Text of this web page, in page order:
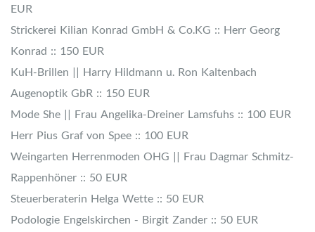
EUR
Strickerei Kilian Konrad GmbH & Co.KG :: Herr Georg
Konrad :: 150 EUR
KuH-Brillen || Harry Hildmann u. Ron Kaltenbach
Augenoptik GbR :: 150 EUR
Mode She || Frau Angelika-Dreiner Lamsfuhs :: 100 EUR
Herr Pius Graf von Spee :: 100 EUR
Weingarten Herrenmoden OHG || Frau Dagmar Schmitz-
Rappenhöner :: 50 EUR
Steuerberaterin Helga Wette :: 50 EUR
Podologie Engelskirchen - Birgit Zander :: 50 EUR